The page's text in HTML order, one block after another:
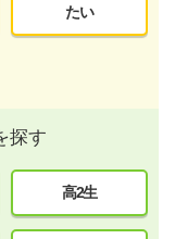
たい
探す
高2生